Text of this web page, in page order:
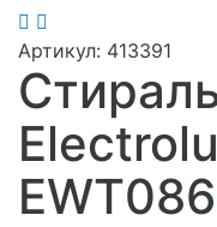
Артикул: 413391